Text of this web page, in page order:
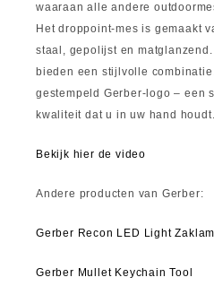
waaraan alle andere
Het droppoint-mes is gemaakt
staal, gepolijst en
bieden een stijlvolle
gestempeld Gerber-logo – een
kwaliteit dat u in uw hand houdt.
Bekijk hier de video
Andere producten van Gerber:
Gerber Recon LED Light
Gerber Mullet Keychain Tool